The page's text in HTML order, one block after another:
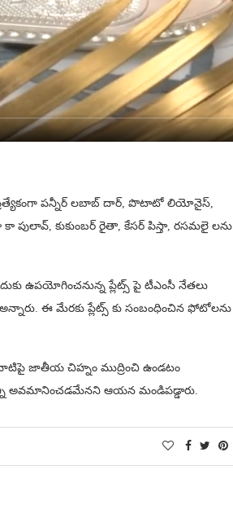
ప్రత్యేకంగా పన్నీర్ లబాబ్ దార్, పొటాటో లియోనైస్,
కుకుంబర్ రైతా, కేసర్ పిస్తా, రసమలై లను
ఉపయోగించనున్న ప్లేట్స్ పై టీఎంసీ నేతలు
ఈ మేరకు ప్లేట్స్ కు సంబంధించిన ఫోటోలను
వాటిపై జాతీయ చిహ్నం ముద్రించి ఉండటం
అవమానించడమేనని ఆయన మండిపడ్డారు.